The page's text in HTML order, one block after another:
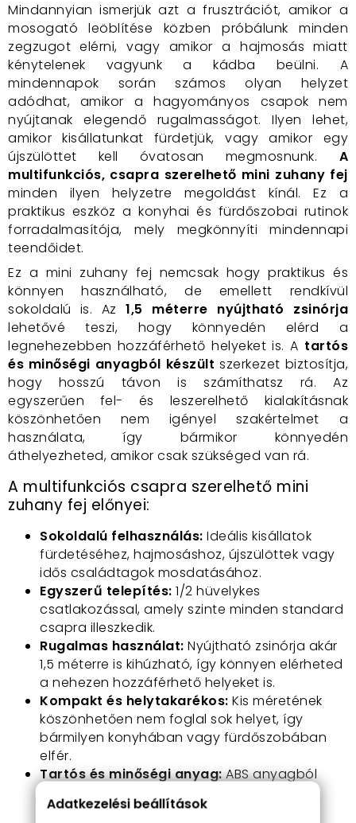
Mindannyian ismerjük azt a frusztrációt, amikor a
mosogató leöblítése közben próbálunk minden
zegzugot elérni, vagy amikor a hajmosás miatt
kénytelenek vagyunk a kádba beülni. A
mindennapok során számos olyan helyzet
adódhat, amikor a hagyományos csapok nem
nyújtanak elegendő rugalmasságot. Ilyen lehet,
amikor kisállatunkat fürdetjük, vagy amikor egy
újszülöttet kell óvatosan megmosnunk. A
multifunkciós, csapra szerelhető mini zuhany fej
minden ilyen helyzetre megoldást kínál. Ez a
praktikus eszköz a konyhai és fürdőszobai rutinok
forradalmasítója, mely megkönnyíti mindennapi
teendőidet.
Ez a mini zuhany fej nemcsak hogy praktikus és
könnyen használható, de emellett rendkívül
sokoldalú is. Az1,5 méterre nyújtható zsinórja
lehetővé teszi, hogy könnyedén elérd a
legnehezebben hozzáférhető helyeket is. A tartós
és minőségi anyagból készült szerkezet biztosítja,
hogy hosszú távon is számíthatsz rá. Az
egyszerűen fel- és leszerelhető kialakításnak
köszönhetően nem igényel szakértelmet a
használata, így bármikor könnyedén
áthelyezheted, amikor csak szükséged van rá.
A multifunkciós csapra szerelhető mini
zuhany fej előnyei:
Sokoldalú felhasználás: Ideális kisállatok
fürdetéséhez, hajmosáshoz, újszülöttek vagy
idős családtagok mosdatásához.
Egyszerű telepítés: 1/2 hüvelykes
csatlakozással, amely szinte minden standard
csapra illeszkedik.
Rugalmas használat: Nyújtható zsinórja akár
1,5 méterre is kihúzható, így könnyen elérheted
a nehezen hozzáférhető helyeket is.
Kompakt és helytakarékos: Kis méretének
köszönhetően nem foglal sok helyet, így
bármilyen konyhában vagy fürdőszobában
elfér.
Tartós és minőségi anyag:ABS anyagból
használatnak.
Adatkezelési beállítások